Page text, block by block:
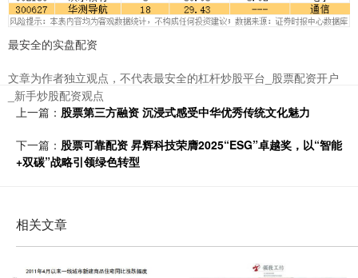
最安全的实盘配资
文章为作者独立观点，不代表最安全的杠杆炒股平台_股票配资开户
_新手炒股配资观点
上一篇： 股票第三方融资 沉浸式感受中华优秀传统文化魅力
下一篇： 股票可靠配资 昇辉科技荣膺2025“ESG”卓越奖，以“智能
+双碳”战略引领绿色转型
相关文章